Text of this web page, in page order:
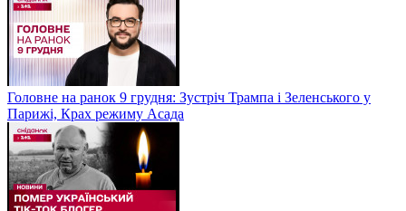
Головне на ранок 9 грудня: Зустріч Трампа і Зеленського у
Парижі, Крах режиму Асада